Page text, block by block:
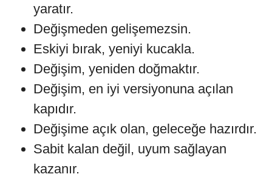
yaratır.
Değişmeden gelişemezsin.
Eskiyi bırak, yeniyi kucakla.
Değişim, yeniden doğmaktır.
Değişim, en iyi versiyonuna açılan
kapıdır.
Değişime açık olan, geleceğe hazırdır.
Sabit kalan değil, uyum sağlayan
kazanır.